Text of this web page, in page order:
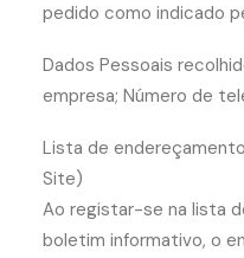
pedido como indicado
Dados Pessoais
empresa; Número de
Lista de
Site)
Ao registar-se na lista
boletim informativo, o